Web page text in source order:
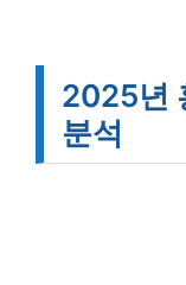
2025년
분석